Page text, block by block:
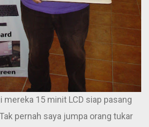
mereka 15 minit LCD siap pasang
pernah saya jumpa orang tukar